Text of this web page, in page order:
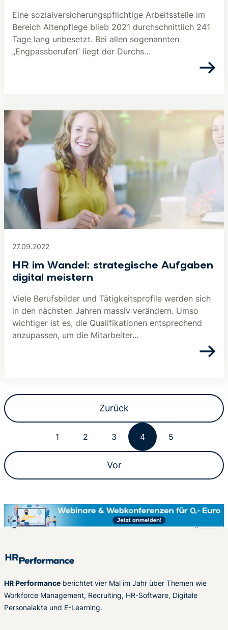
Eine sozialversicherungspflichtige Arbeitsstelle im
Bereich Altenpflege blieb 2021 durchschnittlich 241
Tage lang unbesetzt. Bei allen sogenannten
„Engpassberufen“ liegt der Durchs...
27.09.2022
HR im Wandel: strategische Aufgaben
digital meistern
Viele Berufsbilder und Tätigkeitsprofile werden sich
in den nächsten Jahren massiv verändern. Umso
wichtiger ist es, die Qualifikationen entsprechend
anzupassen, um die Mitarbeiter...
Zurück
1 2 3 4 5
Vor
HR Performance berichtet vier Mal im Jahr über Themen wie
Workforce Management, Recruiting, HR-Software, Digitale
Personalakte und E-Learning.